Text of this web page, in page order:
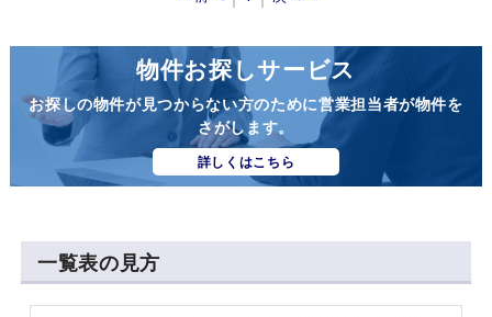
物件お探しサービス
お探しの物件が見つからない方のために営業担当者が物件を
さがします。
詳しくはこちら
一覧表の見方